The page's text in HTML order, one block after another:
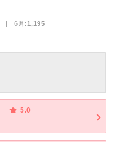
| 6月:1,195
5.0